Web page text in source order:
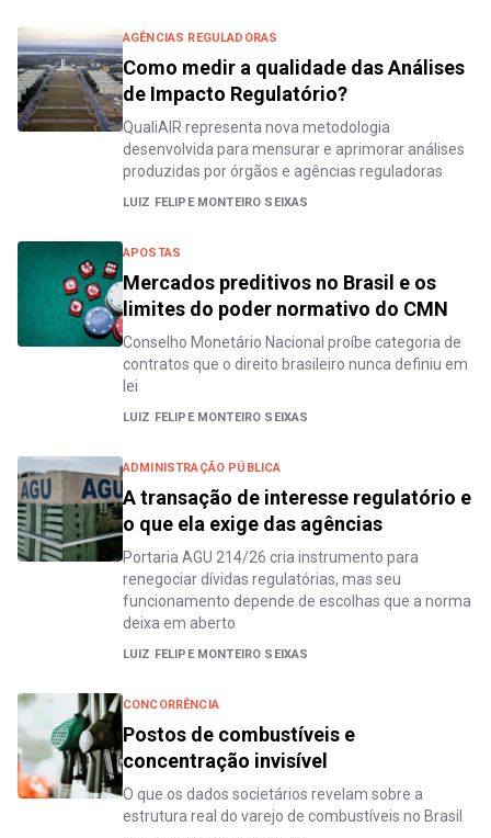
AGÊNCIAS REGULADORAS
Como medir a qualidade das Análises
de Impacto Regulatório?
QualiAIR representa nova metodologia
desenvolvida para mensurar e aprimorar análises
produzidas por órgãos e agências reguladoras
LUIZ FELIPE MONTEIRO SEIXAS
APOSTAS
Mercados preditivos no Brasil e os
limites do poder normativo do CMN
Conselho Monetário Nacional proíbe categoria de
contratos que o direito brasileiro nunca definiu em
lei
LUIZ FELIPE MONTEIRO SEIXAS
ADMINISTRAÇÃO PÚBLICA
A transação de interesse regulatório e
o que ela exige das agências
Portaria AGU 214/26 cria instrumento para
renegociar dívidas regulatórias, mas seu
funcionamento depende de escolhas que a norma
deixa em aberto
LUIZ FELIPE MONTEIRO SEIXAS
CONCORRÊNCIA
Postos de combustíveis e
concentração invisível
O que os dados societários revelam sobre a
estrutura real do varejo de combustíveis no Brasil